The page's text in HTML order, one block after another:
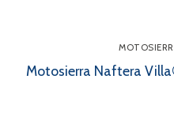
Motosierra Naftera